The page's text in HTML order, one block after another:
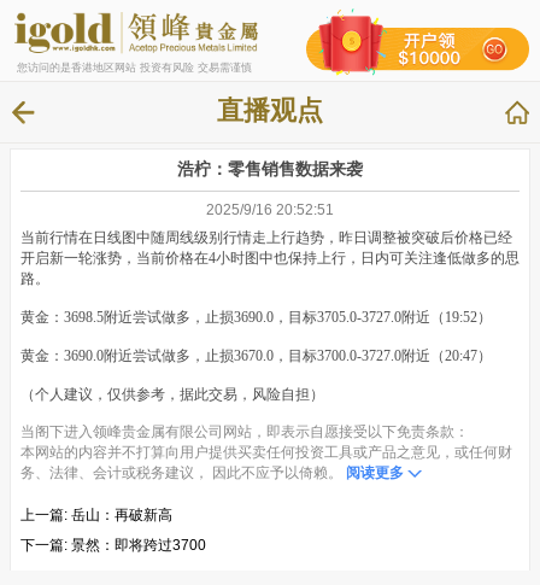
您访问的是香港地区网站 投资有风险 交易需谨慎
直播观点
浩柠：零售销售数据来袭
2025/9/16 20:52:51
当前行情在日线图中随周线级别行情走上行趋势，昨日调整被突破后价格已经
开启新一轮涨势，当前价格在4小时图中也保持上行，日内可关注逢低做多的思
路。
黄金：3698.5附近尝试做多，止损3690.0，目标3705.0-3727.0附近（19:52）
黄金：3690.0附近尝试做多，止损3670.0，目标3700.0-3727.0附近（20:47）
（个人建议，仅供参考，据此交易，风险自担）
当阁下进入领峰贵金属有限公司网站，即表示自愿接受以下免责条款：
本网站的内容并不打算向用户提供买卖任何投资工具或产品之意见，或任何财
务、法律、会计或税务建议， 因此不应予以倚赖。
阅读更多
上一篇: 岳山：再破新高
下一篇: 景然：即将跨过3700